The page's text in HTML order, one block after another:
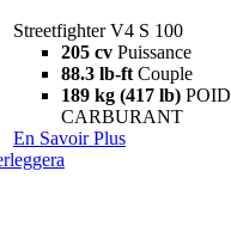
Streetfighter V4 S 100
205 cv Puissance
88.3 lb-ft Couple
189 kg (417 lb)
CARBURANT
En Savoir Plus